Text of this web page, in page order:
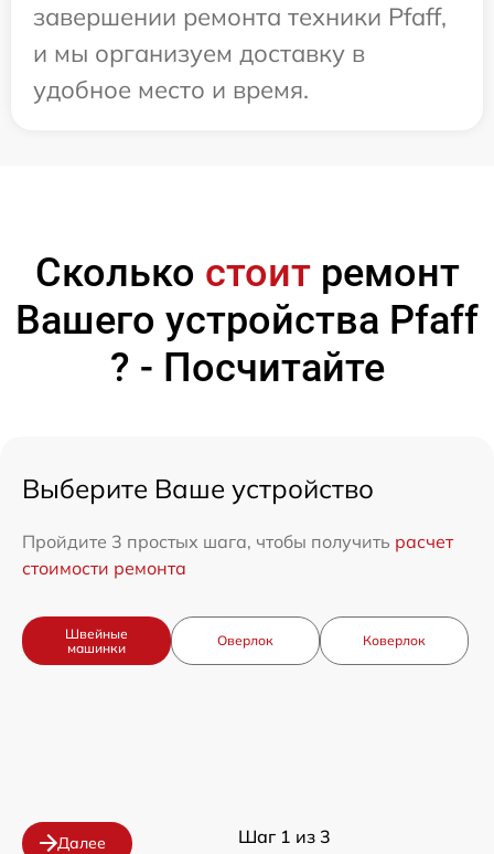
завершении ремонта техники Pfaff,
и мы организуем доставку в
удобное место и время.
Сколько стоитремонт
Вашего устройства Pfaff
? - Посчитайте
Шаг 1 из 3
Выберите Ваше устройство
Пройдите 3 простых шага, чтобы получить расчет
стоимости ремонта
Швейные
машинки
Оверлок Коверлок
Далее